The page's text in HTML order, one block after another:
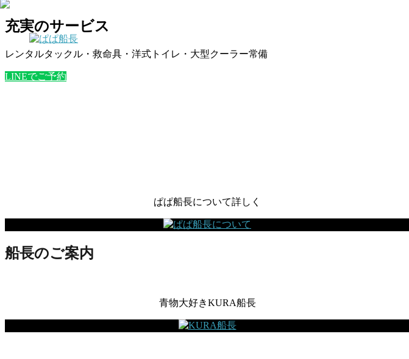
充実のサービス
レンタルタックル・救命具・洋式トイレ・大型クーラー常備
LINEでご予約
ぱぱ船長について詳しく
船長のご案内
青物大好きKURA船長